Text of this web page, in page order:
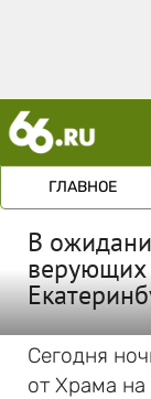
ГЛАВНОЕ
В
верующих
Сегодня
от Храма